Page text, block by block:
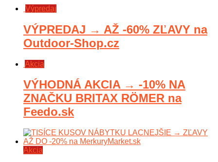
Výpredaj
VÝPREDAJ → AŽ -60% ZĽAVY na
Outdoor-Shop.cz
Akcia
VÝHODNÁ AKCIA → -10% NA
ZNAČKU BRITAX RÖMER na
Feedo.sk
Akcia